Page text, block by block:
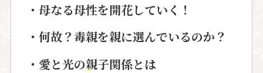
・母なる母性を開花していく！
・何故？毒親を親に選んでいるのか？
・愛と光の親子関係とは